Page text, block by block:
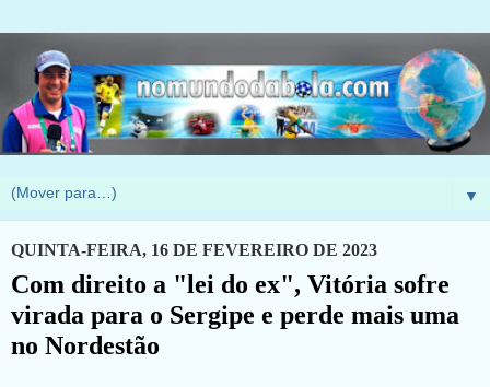
▼
QUINTA-FEIRA, 16 DE FEVEREIRO DE 2023
Com direito a "lei do ex", Vitória sofre
virada para o Sergipe e perde mais uma
no Nordestão